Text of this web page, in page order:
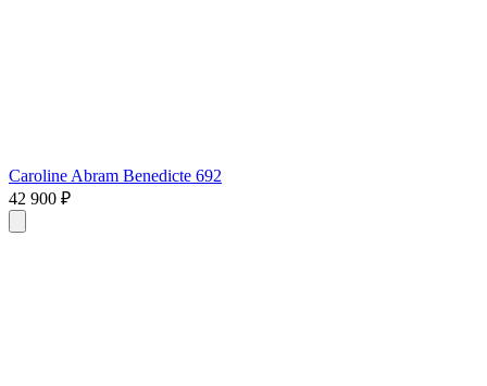
Caroline Abram Benedicte 692
42 900 ₽